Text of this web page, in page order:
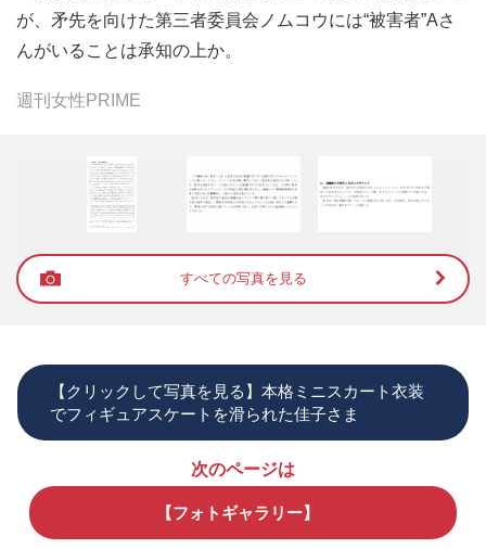
が、矛先を向けた第三者委員会ノムコウには“被害者”Aさ
んがいることは承知の上か。
週刊女性PRIME
すべての写真を見る
【クリックして写真を見る】本格ミニスカート衣装
でフィギュアスケートを滑られた佳子さま
次のページは
【フォトギャラリー】